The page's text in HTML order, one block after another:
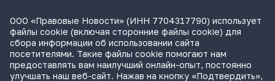
Wildberries планирует запустить в 2027 году два крупных
склада в Казахстане
Практика
, 12:29
ВС разъяснил, как считать срок для взыскания судебных
расходов
ООО «Правовые Новости» (ИНН 7704317790) использует
файлы cookie (включая сторонние файлы cookie) для
сбора информации об использовании сайта
посетителями. Такие файлы cookie помогают нам
предоставлять вам наилучший онлайн-опыт, постоянно
улучшать наш веб-сайт. Нажав на кнопку «Подтвердить»,